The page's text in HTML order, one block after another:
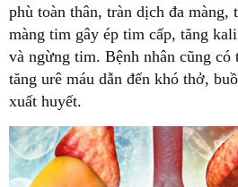
phù toàn thân, tràn dịch đa màng,
màng tim gây ép tim cấp, tăng
và ngừng tim. Bệnh nhân cũng
tăng urê máu dẫn đến khó thở,
xuất huyết.